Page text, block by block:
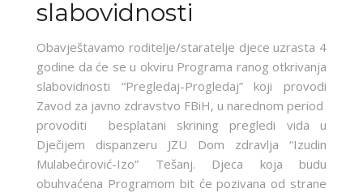
slabovidnosti
Obavještavamo roditelje/staratelje djece uzrasta 4
godine da će se u okviru Programa ranog otkrivanja
slabovidnosti “Pregledaj-Progledaj” koji provodi
Zavod za javno zdravstvo FBiH, u narednom period
provoditi besplatani skrining pregledi vida u
Dječijem dispanzeru JZU Dom zdravlja “Izudin
Mulabećirović-Izo” Tešanj. Djeca koja budu
obuhvaćena Programom bit će pozivana od strane